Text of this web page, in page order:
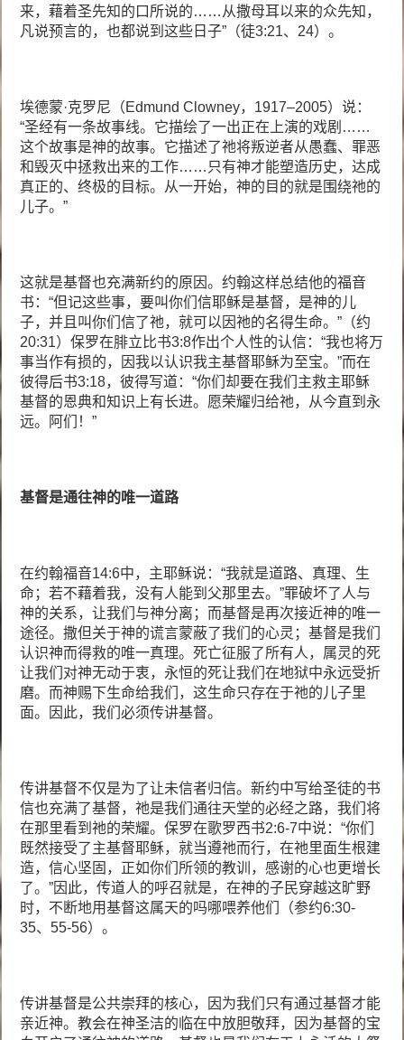
来，藉着圣先知的口所说的……从撒母耳以来的众先知，
凡说预言的，也都说到这些日子”（徒3:21、24）。
埃德蒙·克罗尼（Edmund Clowney，1917–2005）说：
“圣经有一条故事线。它描绘了一出正在上演的戏剧……
这个故事是神的故事。它描述了祂将叛逆者从愚蠢、罪恶
和毁灭中拯救出来的工作……只有神才能塑造历史，达成
真正的、终极的目标。从一开始，神的目的就是围绕祂的
儿子。”
这就是基督也充满新约的原因。约翰这样总结他的福音
书：“但记这些事，要叫你们信耶稣是基督，是神的儿
子，并且叫你们信了祂，就可以因祂的名得生命。”（约
20:31）保罗在腓立比书3:8作出个人性的认信：“我也将万
事当作有损的，因我以认识我主基督耶稣为至宝。”而在
彼得后书3:18，彼得写道：“你们却要在我们主救主耶稣
基督的恩典和知识上有长进。愿荣耀归给祂，从今直到永
远。阿们！”
基督是通往神的唯一道路
在约翰福音14:6中，主耶稣说：“我就是道路、真理、生
命；若不藉着我，没有人能到父那里去。”罪破坏了人与
神的关系，让我们与神分离；而基督是再次接近神的唯一
途径。撒但关于神的谎言蒙蔽了我们的心灵；基督是我们
认识神而得救的唯一真理。死亡征服了所有人，属灵的死
让我们对神无动于衷，永恒的死让我们在地狱中永远受折
磨。而神赐下生命给我们，这生命只存在于祂的儿子里
面。因此，我们必须传讲基督。
传讲基督不仅是为了让未信者归信。新约中写给圣徒的书
信也充满了基督，祂是我们通往天堂的必经之路，我们将
在那里看到祂的荣耀。保罗在歌罗西书2:6-7中说：“你们
既然接受了主基督耶稣，就当遵祂而行，在祂里面生根建
造，信心坚固，正如你们所领的教训，感谢的心也更增长
了。”因此，传道人的呼召就是，在神的子民穿越这旷野
时，不断地用基督这属天的吗哪喂养他们（参约6:30-
35、55-56）。
传讲基督是公共崇拜的核心，因为我们只有通过基督才能
亲近神。教会在神圣洁的临在中放胆敬拜，因为基督的宝